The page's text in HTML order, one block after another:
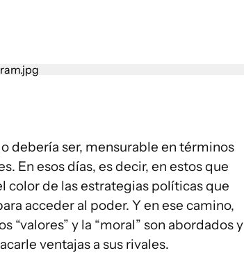
debería ser, mensurable en términos
En esos días, es decir, en estos que
color de las estrategias políticas que
acceder al poder. Y en ese camino,
“valores” y la “moral” son abordados y
ventajas a sus rivales.